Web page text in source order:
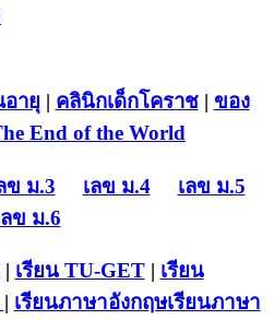
ายุ | คลินิกเด็กโคราช| ของ
End of the World
ข ม.3 เลข ม.4
เลข ม.5
ลข ม.6
| เรียน TU-GET| เรียน
| เรียนภาษาอังกฤษเรียนภาษา